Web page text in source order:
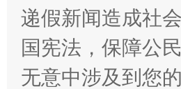
递假新闻造成社
国宪法，保障公
无意中涉及到您